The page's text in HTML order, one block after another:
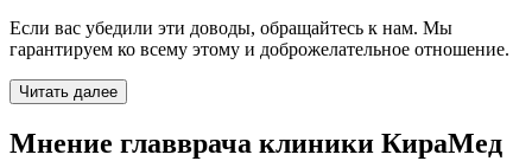
Если вас убедили эти доводы, обращайтесь к нам. Мы
гарантируем ко всему этому и доброжелательное отношение.
Читать далее
Мнение главврача клиники КираМед